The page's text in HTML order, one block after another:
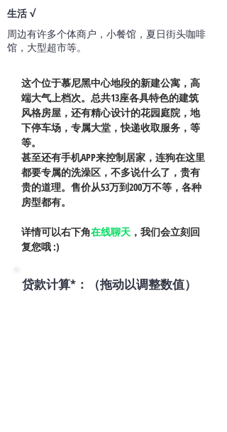
​生活 √
周边有许多个体商户，小餐馆，夏日街头咖啡
馆，大型超市等。
这个位于慕尼黑中心地段的新建公寓，高
端大气上档次。总共13座各具特色的建筑
风格房屋，还有精心设计的花园庭院，地
下停车场，专属大堂，快递收取服务，等
等。
甚至还有手机APP来控制居家，连狗在这里
都要专属的洗澡区，不多说什么了，贵有
贵的道理。售价从53万到200万不等，各种
房型都有。
详情可以右下角在线聊天 ，我们会立刻回
复您哦 :)
​贷款计算*：（拖动以调整数值）